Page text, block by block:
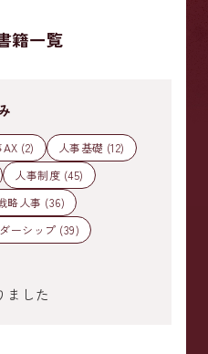
籍一覧
(2)
人事基礎 (12)
人事制度 (45)
略人事 (36)
ーシップ (39)
ました